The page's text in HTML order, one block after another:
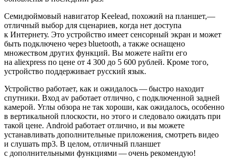
Семидюймовый навигатор Keelead, похожий на планшет,—
отличный выбор для сценариев, когда нет доступа
к Интернету. Это устройство имеет сенсорный экран и может
быть подключено через bluetooth, а также оснащено
множеством других функций. Вы можете найти его
на aliexpress по цене от 4 300 до 5 600 рублей. Кроме того,
устройство поддерживает русский язык.
Устройство работает, как и ожидалось — быстро находит
спутники. Вход av работает отлично, с подключенной задней
камерой. Углы обзора не так хороши, как ожидалось, особенно
в вертикальной плоскости, но этого и следовало ожидать при
такой цене. Android работает отлично, и вы можете
устанавливать дополнительные приложения, смотреть видео
и слушать mp3. В целом, отличный планшет
с дополнительными функциями — очень рекомендую!